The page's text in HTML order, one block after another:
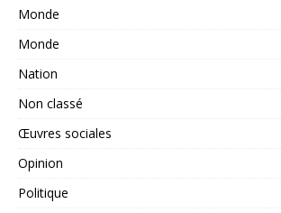
Monde
Monde
Nation
Non classé
Œuvres sociales
Opinion
Politique